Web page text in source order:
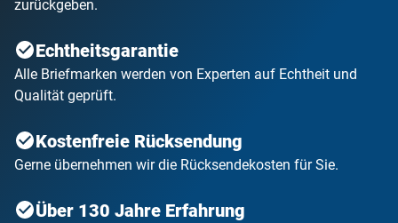
zurückgeben.
Echtheitsgarantie
Alle Briefmarken werden von Experten auf Echtheit und
Qualität geprüft.
Kostenfreie Rücksendung
Gerne übernehmen wir die Rücksendekosten für Sie.
Über 130 Jahre Erfahrung